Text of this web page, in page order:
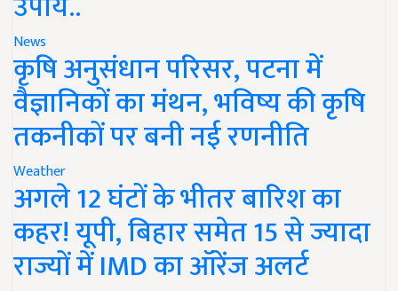
News
कृषि अनुसंधान परिसर, पटना में
वैज्ञानिकों का मंथन, भविष्य की कृषि
तकनीकों पर बनी नई रणनीति
Weather
अगले 12 घंटों के भीतर बारिश का
कहर! यूपी, बिहार समेत 15 से ज्यादा
राज्यों में IMD का ऑरेंज अलर्ट